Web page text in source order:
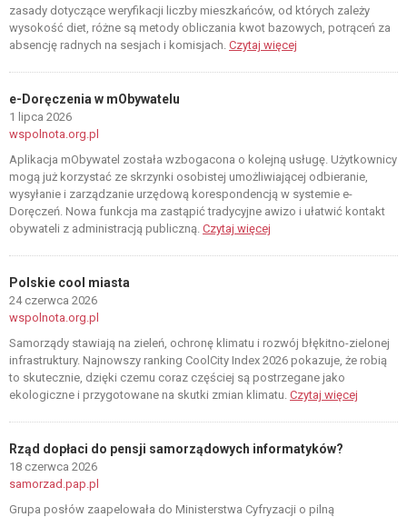
zasady dotyczące weryfikacji liczby mieszkańców, od których zależy
wysokość diet, różne są metody obliczania kwot bazowych, potrąceń za
absencję radnych na sesjach i komisjach. Czytaj więcej
e-Doręczenia w mObywatelu
1 lipca 2026
wspolnota.org.pl
Aplikacja mObywatel została wzbogacona o kolejną usługę. Użytkownicy
mogą już korzystać ze skrzynki osobistej umożliwiającej odbieranie,
wysyłanie i zarządzanie urzędową korespondencją w systemie e-
Doręczeń. Nowa funkcja ma zastąpić tradycyjne awizo i ułatwić kontakt
obywateli z administracją publiczną. Czytaj więcej
Polskie cool miasta
24 czerwca 2026
wspolnota.org.pl
Samorządy stawiają na zieleń, ochronę klimatu i rozwój błękitno-zielonej
infrastruktury. Najnowszy ranking CoolCity Index 2026 pokazuje, że robią
to skutecznie, dzięki czemu coraz częściej są postrzegane jako
ekologiczne i przygotowane na skutki zmian klimatu. Czytaj więcej
Rząd dopłaci do pensji samorządowych informatyków?
18 czerwca 2026
samorzad.pap.pl
Grupa posłów zaapelowała do Ministerstwa Cyfryzacji o pilną